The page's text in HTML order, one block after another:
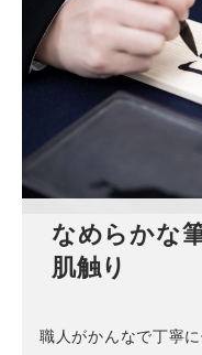
なめらかな
肌触り
職人がかんなで丁寧